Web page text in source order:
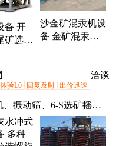
备 开
矿选矿
沙金矿混汞机设
备 金矿混汞筒
洽谈
验L0 回复及时 出价迅速
振动筛、6-S选矿摇
旋洗石机、螺旋分级机、
机、皮带输送机、跳汰